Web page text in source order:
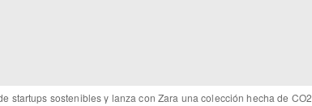
startups sostenibles y lanza con Zara una colección hecha de CO2